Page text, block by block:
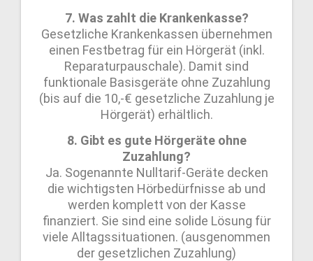
7. Was zahlt die Krankenkasse?
Gesetzliche Krankenkassen übernehmen
einen Festbetrag für ein Hörgerät (inkl.
Reparaturpauschale). Damit sind
funktionale Basisgeräte ohne Zuzahlung
(bis auf die 10,-€ gesetzliche Zuzahlung je
Hörgerät) erhältlich.
8. Gibt es gute Hörgeräte ohne
Zuzahlung?
Ja. Sogenannte Nulltarif-Geräte decken
die wichtigsten Hörbedürfnisse ab und
werden komplett von der Kasse
finanziert. Sie sind eine solide Lösung für
viele Alltagssituationen. (ausgenommen
der gesetzlichen Zuzahlung)